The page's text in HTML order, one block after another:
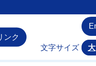
ンク
文字サイズ 大